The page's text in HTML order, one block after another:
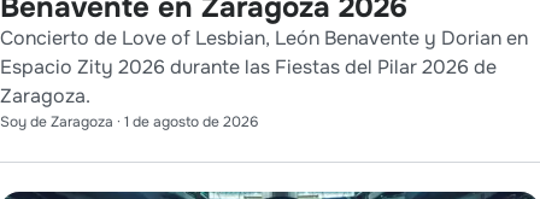
Concierto de Love of Lesbian, León Benavente y Dorian en
Espacio Zity 2026 durante las Fiestas del Pilar 2026 de
Zaragoza.
Soy de Zaragoza · 1 de agosto de 2026